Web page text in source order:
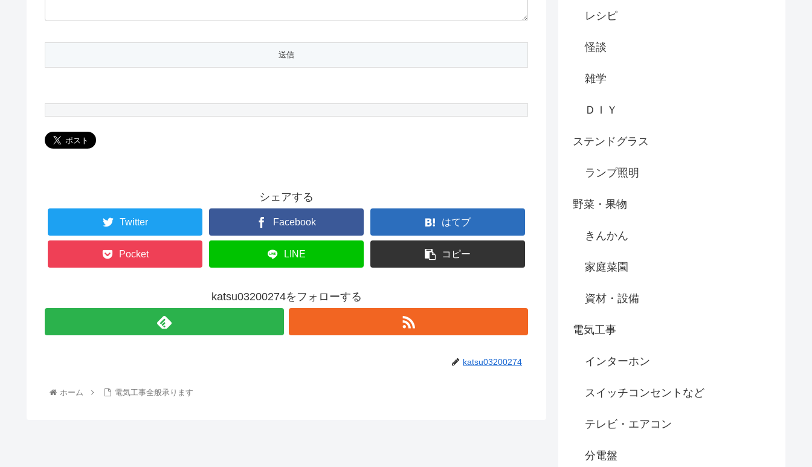
シェアする
Twitter Facebook はてブ
Pocket LINE コピー
katsu03200274をフォローする
katsu03200274
ホーム 電気工事全般承ります
レシピ
怪談
雑学
ＤＩＹ
ステンドグラス
ランプ照明
野菜・果物
きんかん
家庭菜園
資材・設備
電気工事
インターホン
スイッチコンセントなど
テレビ・エアコン
分電盤